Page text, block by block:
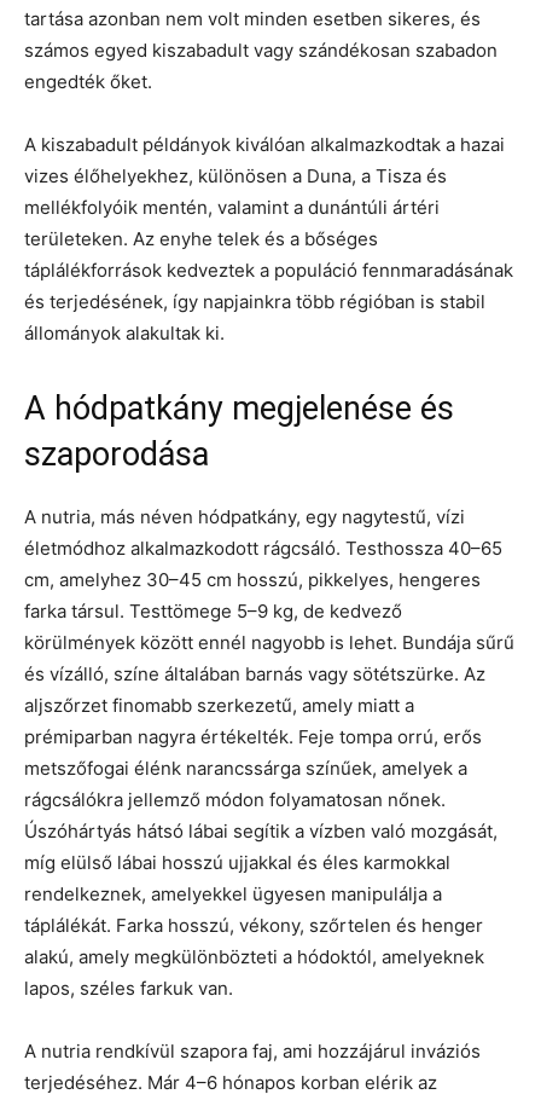
tartása azonban nem volt minden esetben sikeres, és
számos egyed kiszabadult vagy szándékosan szabadon
engedték őket.
A kiszabadult példányok kiválóan alkalmazkodtak a hazai
vizes élőhelyekhez, különösen a Duna, a Tisza és
mellékfolyóik mentén, valamint a dunántúli ártéri
területeken. Az enyhe telek és a bőséges
táplálékforrások kedveztek a populáció fennmaradásának
és terjedésének, így napjainkra több régióban is stabil
állományok alakultak ki.
A hódpatkány megjelenése és
szaporodása
A nutria, más néven hódpatkány, egy nagytestű, vízi
életmódhoz alkalmazkodott rágcsáló. Testhossza 40–65
cm, amelyhez 30–45 cm hosszú, pikkelyes, hengeres
farka társul. Testtömege 5–9 kg, de kedvező
körülmények között ennél nagyobb is lehet. Bundája sűrű
és vízálló, színe általában barnás vagy sötétszürke. Az
aljszőrzet finomabb szerkezetű, amely miatt a
prémiparban nagyra értékelték. Feje tompa orrú, erős
metszőfogai élénk narancssárga színűek, amelyek a
rágcsálókra jellemző módon folyamatosan nőnek.
Úszóhártyás hátsó lábai segítik a vízben való mozgását,
míg elülső lábai hosszú ujjakkal és éles karmokkal
rendelkeznek, amelyekkel ügyesen manipulálja a
táplálékát. Farka hosszú, vékony, szőrtelen és henger
alakú, amely megkülönbözteti a hódoktól, amelyeknek
lapos, széles farkuk van.
A nutria rendkívül szapora faj, ami hozzájárul inváziós
terjedéséhez. Már 4–6 hónapos korban elérik az